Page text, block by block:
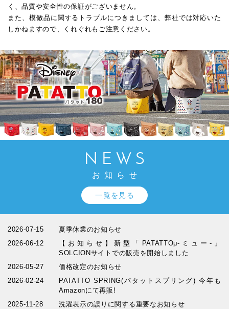
く、品質や安全性の保証がございません。
また、模倣品に関するトラブルにつきましては、弊社では対応いた
しかねますので、くれぐれもご注意ください。
NEWS
お知らせ
一覧を見る
2026-07-15
夏季休業のお知らせ
2026-06-12
【お知らせ】新型「PATATTOμ-ミュー-」
SOLCIONサイトでの販売を開始しました
2026-05-27
価格改定のお知らせ
2026-02-24
PATATTO SPRING(パタットスプリング) 今年も
Amazonにて再販!
2025-11-28
洗濯表示の誤りに関する重要なお知らせ